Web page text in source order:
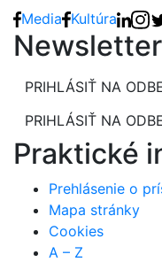
Media Kultúra
Newsletter
PRIHLÁSIŤ NA
PRIHLÁSIŤ NA
Praktické
Prehlásenie o
Mapa stránky
Cookies
A – Z